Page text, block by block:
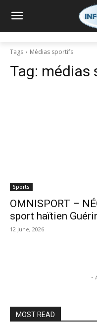
Tags Médias sportifs
Tag: médias
Sports
OMNISPORT –
sport haïtien
12 June, 2026
-
MOST READ